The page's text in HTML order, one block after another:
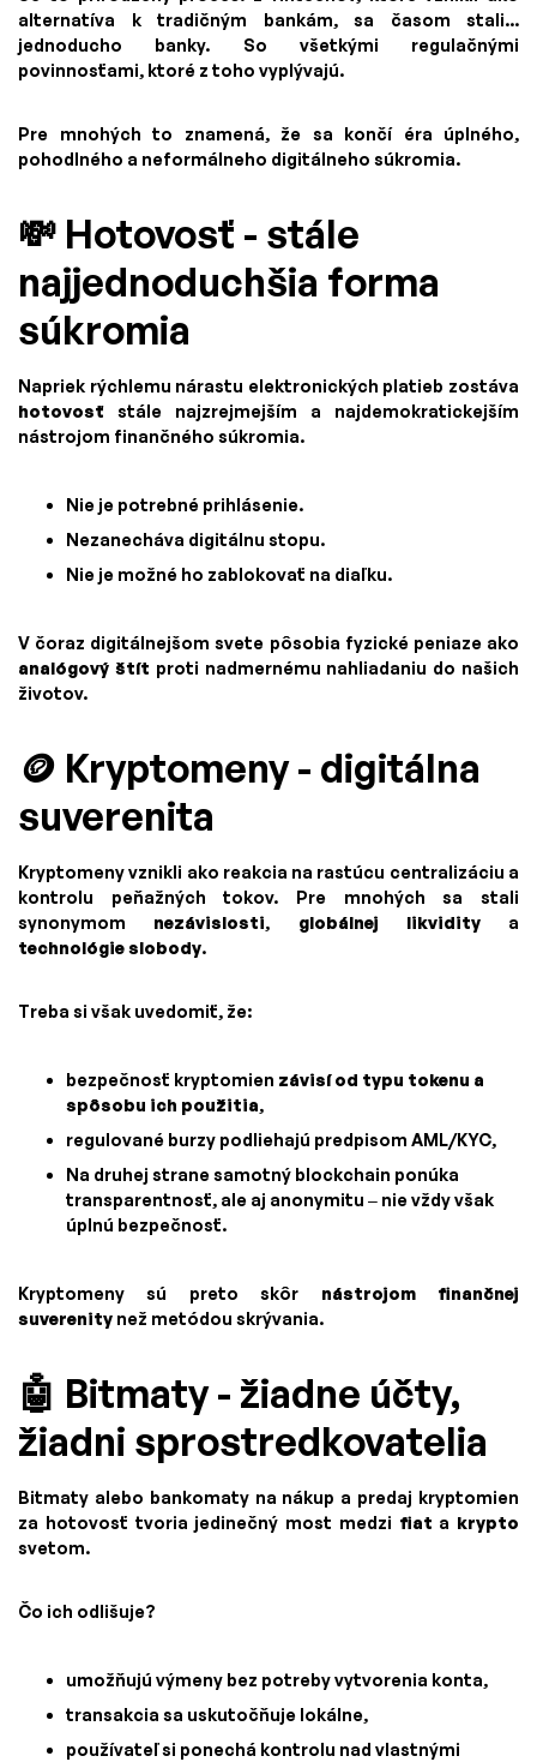
alternatíva k tradičným bankám, sa časom stali...
jednoducho banky. So všetkými regulačnými
povinnosťami, ktoré z toho vyplývajú.
Pre mnohých to znamená, že sa končí éra úplného,
pohodlného a neformálneho digitálneho súkromia.
💸 Hotovosť - stále
najjednoduchšia forma
súkromia
Napriek rýchlemu nárastu elektronických platieb zostáva
hotovosť stále najzrejmejším a najdemokratickejším
nástrojom finančného súkromia.
Nie je potrebné prihlásenie.
Nezanecháva digitálnu stopu.
Nie je možné ho zablokovať na diaľku.
V čoraz digitálnejšom svete pôsobia fyzické peniaze ako
analógový štít proti nadmernému nahliadaniu do našich
životov.
🪙 Kryptomeny - digitálna
suverenita
Kryptomeny vznikli ako reakcia na rastúcu centralizáciu a
kontrolu peňažných tokov. Pre mnohých sa stali
synonymom nezávislosti, globálnej likviditya
technológie slobody.
Treba si však uvedomiť, že:
bezpečnosť kryptomien závisí od typu tokenu a
spôsobu ich použitia,
regulované burzy podliehajú predpisom AML/KYC,
Na druhej strane samotný blockchain ponúka
transparentnosť, ale aj anonymitu – nie vždy však
úplnú bezpečnosť.
Kryptomeny sú preto skôr nástrojom finančnej
suverenity než metódou skrývania.
🤖 Bitmaty - žiadne účty,
žiadni sprostredkovatelia
Bitmaty alebo bankomaty na nákup a predaj kryptomien
za hotovosť tvoria jedinečný most medzi fiat a krypto
svetom.
Čo ich odlišuje?
umožňujú výmeny bez potreby vytvorenia konta,
transakcia sa uskutočňuje lokálne,
používateľ si ponechá kontrolu nad vlastnými